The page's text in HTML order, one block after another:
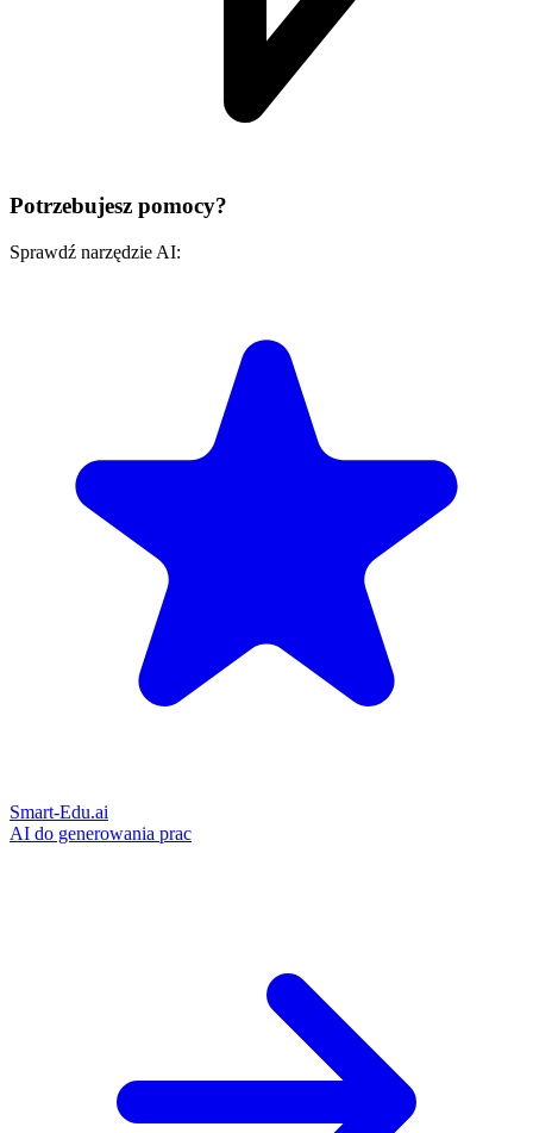
Potrzebujesz pomocy?
Sprawdź narzędzie AI:
Smart-Edu.ai
AI do generowania prac